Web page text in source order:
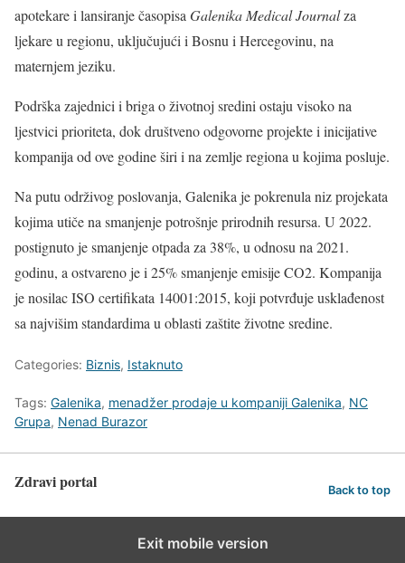
apotekare i lansiranje časopisa Galenika Medical Journalza
ljekare u regionu, uključujući i Bosnu i Hercegovinu, na
maternjem jeziku.
Podrška zajednici i briga o životnoj sredini ostaju visoko na
ljestvici prioriteta, dok društveno odgovorne projekte i inicijative
kompanija od ove godine širi i na zemlje regiona u kojima posluje.
Na putu održivog poslovanja, Galenika je pokrenula niz projekata
kojima utiče na smanjenje potrošnje prirodnih resursa. U 2022.
postignuto je smanjenje otpada za 38%, u odnosu na 2021.
godinu, a ostvareno je i 25% smanjenje emisije CO2. Kompanija
je nosilac ISO certifikata 14001:2015, koji potvrđuje usklađenost
sa najvišim standardima u oblasti zaštite životne sredine.
Categories: Biznis, Istaknuto
Tags: Galenika, menadžer prodaje u kompaniji Galenika, NC
Grupa, Nenad Burazor
Zdravi portal Back to top
Exit mobile version